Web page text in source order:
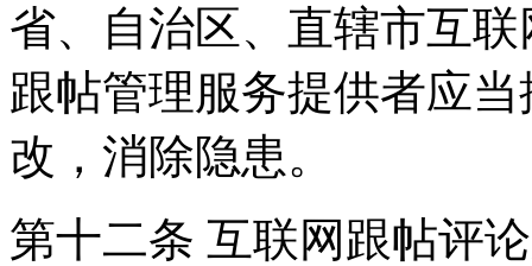
省、自治区、直辖市互
跟帖管理服务提供者应
改，消除隐患。
第十二条 互联网跟帖评